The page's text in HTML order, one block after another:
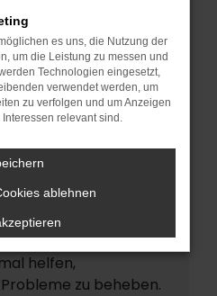
und deine
zum Beispiel
wie
das Laden
verhindern.
in einem anderen
privaten Fenster?
neu.
helfen,
zu beheben.
es uns, die Nutzung der
um die Leistung zu messen und
Technologien eingesetzt,
verwendet werden, um
zu verfolgen und um Anzeigen
relevant sind.
ablehnen